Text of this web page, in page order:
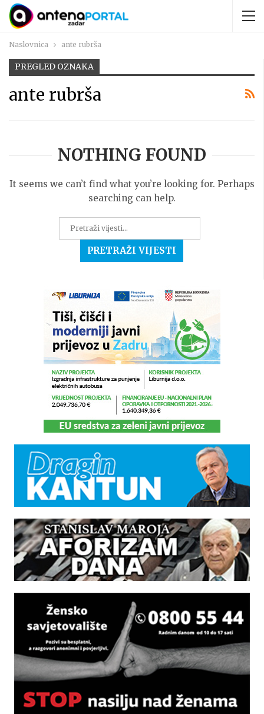
Naslovnica ante rubrša
PREGLED OZNAKA
ante rubrša
NOTHING FOUND
It seems we can’t find what you’re looking for. Perhaps
searching can help.